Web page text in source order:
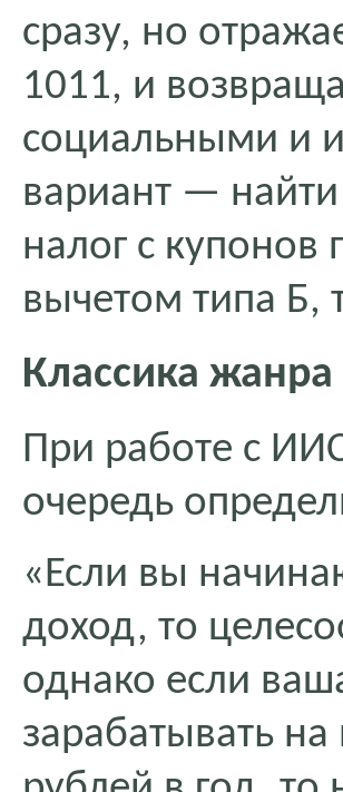
сразу, но
1011, и
социальными и
вариант —
налог с купонов
вычетом типа Б,
Классика жанра
При работе с
очередь
«Если вы
доход, то
однако если
зарабатывать